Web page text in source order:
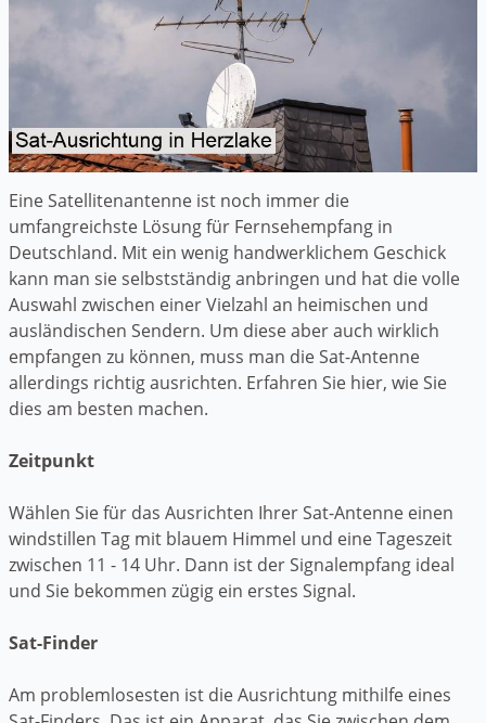
Eine Satellitenantenne ist noch immer die
umfangreichste Lösung für Fernsehempfang in
Deutschland. Mit ein wenig handwerklichem Geschick
kann man sie selbstständig anbringen und hat die volle
Auswahl zwischen einer Vielzahl an heimischen und
ausländischen Sendern. Um diese aber auch wirklich
empfangen zu können, muss man die Sat-Antenne
allerdings richtig ausrichten. Erfahren Sie hier, wie Sie
dies am besten machen.
Zeitpunkt
Wählen Sie für das Ausrichten Ihrer Sat-Antenne einen
windstillen Tag mit blauem Himmel und eine Tageszeit
zwischen 11 - 14 Uhr. Dann ist der Signalempfang ideal
und Sie bekommen zügig ein erstes Signal.
Sat-Finder
Am problemlosesten ist die Ausrichtung mithilfe eines